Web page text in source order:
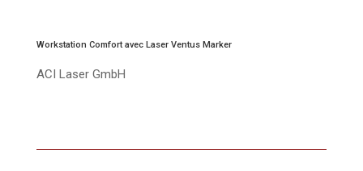
Workstation Comfort avec Laser Ventus Marker
ACI Laser GmbH